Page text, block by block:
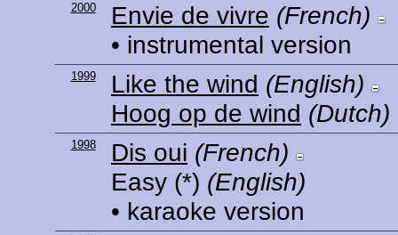
2000 Envie de vivre (French)
• instrumental version
1999 Like the wind (English)
Hoog op de wind (Dutch)
1998 Dis oui (French)
Easy (*) (English)
• karaoke version